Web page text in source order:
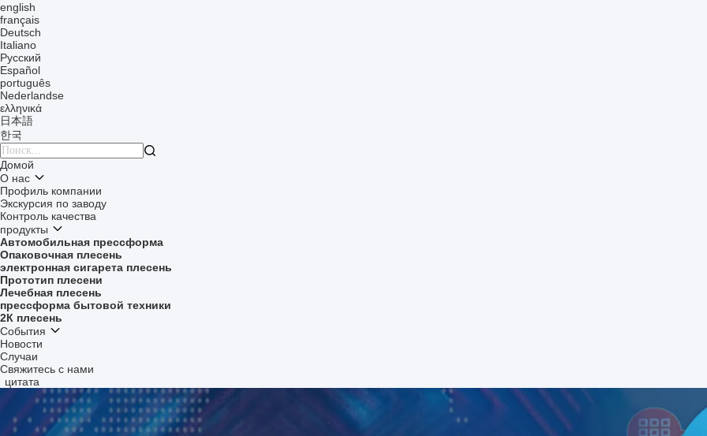
english
français
Deutsch
Italiano
Русский
Español
português
Nederlandse
ελληνικά
日本語
한국

Домой
О нас
Профиль компании
Экскурсия по заводу
Контроль качества
продукты
Автомобильная прессформа
Опаковочная плесень
электронная сигарета плесень
Прототип плесени
Лечебная плесень
прессформа бытовой техники
2К плесень
События
Новости
Случаи
Свяжитесь с нами
цитата